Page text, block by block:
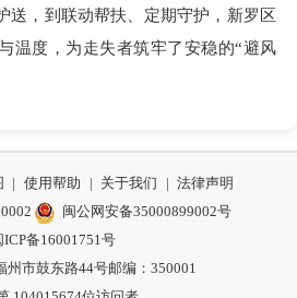
，到联动帮扶、定期守护，新罗区
温度，为走失者筑牢了安稳的“避风
| 使用帮助 | 关于我们 | 法律声明
闽公网安备35000899002号
ICP备16001751号
州市鼓东路44号邮编：350001